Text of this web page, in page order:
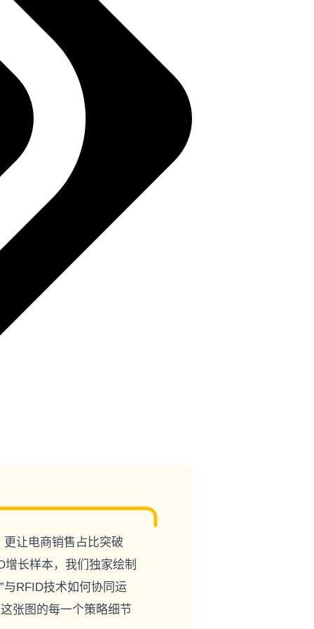
让电商销售占比突破
增长样本，我们独家绘制
RFID技术如何协同运
张图的每一个策略细节